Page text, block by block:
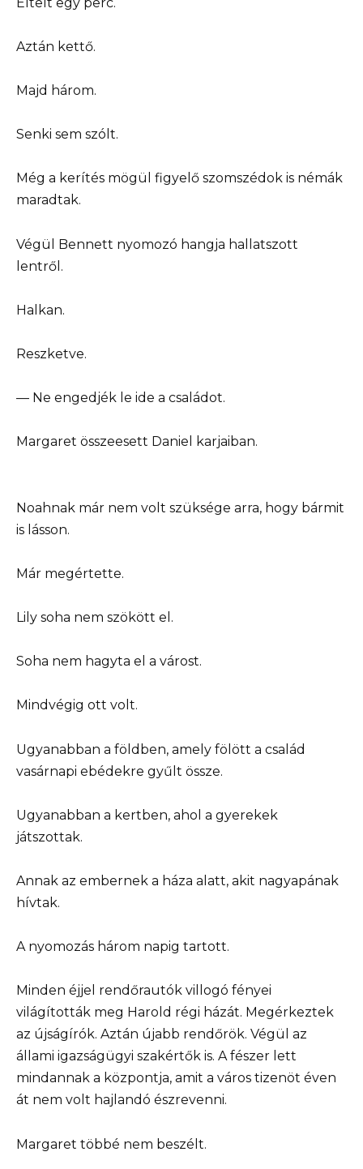
Aztán kettő.
Majd három.
Senki sem szólt.
Még a kerítés mögül figyelő szomszédok is némák
maradtak.
Végül Bennett nyomozó hangja hallatszott
lentről.
Halkan.
Reszketve.
— Ne engedjék le ide a családot.
Margaret összeesett Daniel karjaiban.
Noahnak már nem volt szüksége arra, hogy bármit
is lásson.
Már megértette.
Lily soha nem szökött el.
Soha nem hagyta el a várost.
Mindvégig ott volt.
Ugyanabban a földben, amely fölött a család
vasárnapi ebédekre gyűlt össze.
Ugyanabban a kertben, ahol a gyerekek
játszottak.
Annak az embernek a háza alatt, akit nagyapának
hívtak.
A nyomozás három napig tartott.
Minden éjjel rendőrautók villogó fényei
világították meg Harold régi házát. Megérkeztek
az újságírók. Aztán újabb rendőrök. Végül az
állami igazságügyi szakértők is. A fészer lett
mindannak a központja, amit a város tizenöt éven
át nem volt hajlandó észrevenni.
Margaret többé nem beszélt.